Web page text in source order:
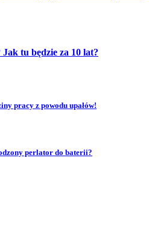
Jak tu będzie za 10 lat?
pracy z powodu upałów!
perlator do baterii?